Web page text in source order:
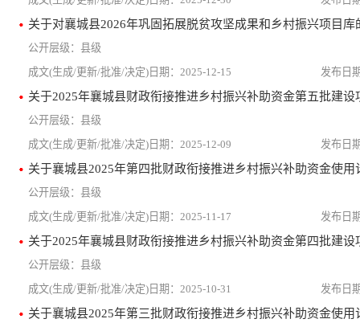
关于对襄城县2026年巩固拓展脱贫攻坚成果和乡村振兴项目库
县级
2025-12-15
关于2025年襄城县财政衔接推进乡村振兴补助资金第五批建设
县级
2025-12-09
关于襄城县2025年第四批财政衔接推进乡村振兴补助资金使用
县级
2025-11-17
关于2025年襄城县财政衔接推进乡村振兴补助资金第四批建设
县级
2025-10-31
关于襄城县2025年第三批财政衔接推进乡村振兴补助资金使用